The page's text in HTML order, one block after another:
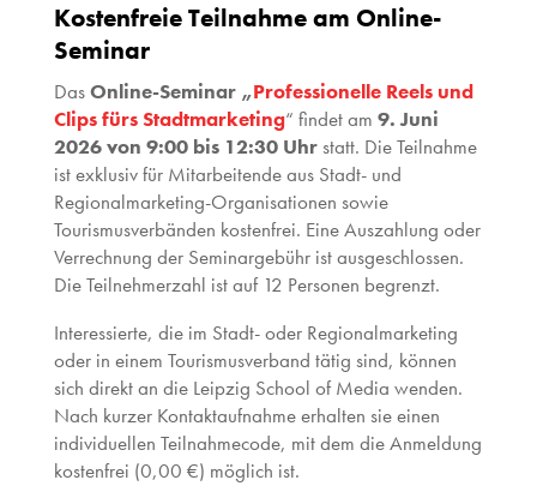
Kostenfreie Teilnahme am Online-
Seminar
DasOnline-Seminar „Professionelle Reels und
Clips fürs Stadtmarketing“ findet am9. Juni
2026 von 9:00 bis 12:30 Uhrstatt. Die Teilnahme
ist exklusiv für Mitarbeitende aus Stadt- und
Regionalmarketing-Organisationen sowie
Tourismusverbänden kostenfrei. Eine Auszahlung oder
Verrechnung der Seminargebühr ist ausgeschlossen.
Die Teilnehmerzahl ist auf 12 Personen begrenzt.
Interessierte, die im Stadt- oder Regionalmarketing
oder in einem Tourismusverband tätig sind, können
sich direkt an die Leipzig School of Media wenden.
Nach kurzer Kontaktaufnahme erhalten sie einen
individuellen Teilnahmecode, mit dem die Anmeldung
kostenfrei (0,00 €) möglich ist.